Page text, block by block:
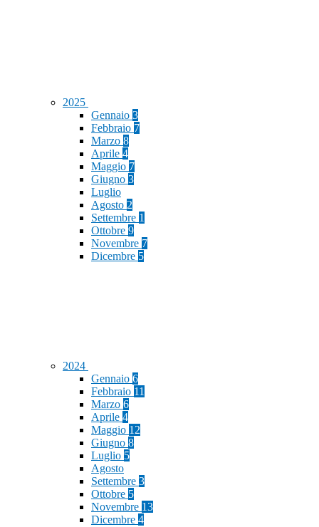
2025
Gennaio 3
Febbraio 7
Marzo 8
Aprile 4
Maggio 7
Giugno 3
Luglio
Agosto 2
Settembre 1
Ottobre 9
Novembre 7
Dicembre 5
2024
Gennaio 6
Febbraio 11
Marzo 6
Aprile 4
Maggio 12
Giugno 8
Luglio 5
Agosto
Settembre 3
Ottobre 5
Novembre 13
Dicembre 4